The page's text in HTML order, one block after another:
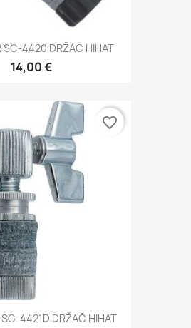
SC-4420 DRŽAČ HIHAT
14,00 €
SC-4421D DRŽAČ HIHAT
favorite_border